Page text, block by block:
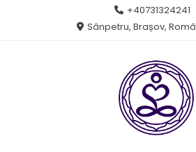
+40731324241
Sânpetru, Brașov,